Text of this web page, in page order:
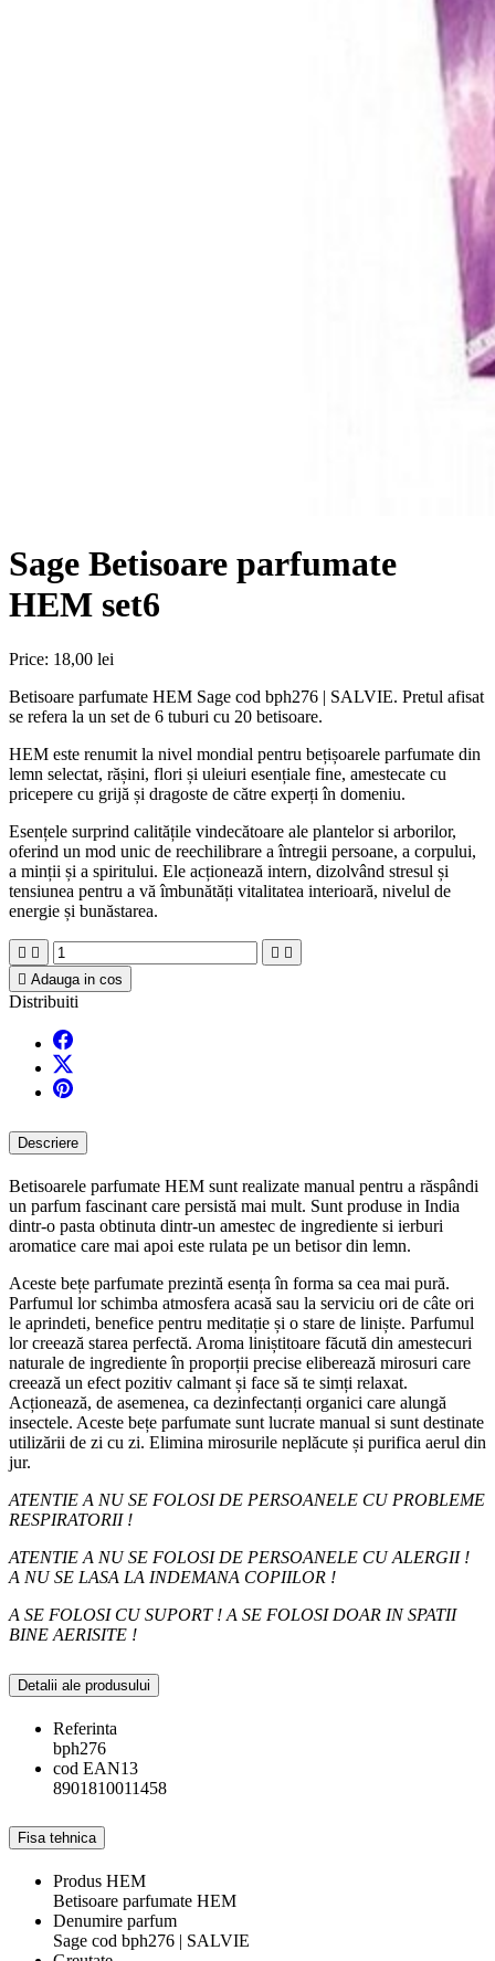
Sage Betisoare parfumate
HEM set6
Price: 18,00 lei
Betisoare parfumate HEM Sage cod bph276 | SALVIE. Pretul afisat
se refera la un set de 6 tuburi cu 20 betisoare.
HEM este renumit la nivel mondial pentru bețișoarele parfumate din
lemn selectat, rășini, flori și uleiuri esențiale fine, amestecate cu
pricepere cu grijă și dragoste de către experți în domeniu.
Esențele surprind calitățile vindecătoare ale plantelor si arborilor,
oferind un mod unic de reechilibrare a întregii persoane, a corpului,
a minții și a spiritului. Ele acționează intern, dizolvând stresul și
tensiunea pentru a vă îmbunătăți vitalitatea interioară, nivelul de
energie și bunăstarea.
   
 Adauga in cos
Distribuiti
Descriere
Betisoarele parfumate HEM sunt realizate manual pentru a răspândi
un parfum fascinant care persistă mai mult. Sunt produse in India
dintr-o pasta obtinuta dintr-un amestec de ingrediente si ierburi
aromatice care mai apoi este rulata pe un betisor din lemn.
Aceste bețe parfumate prezintă esența în forma sa cea mai pură.
Parfumul lor schimba atmosfera acasă sau la serviciu ori de câte ori
le aprindeti, benefice pentru meditație și o stare de liniște. Parfumul
lor creează starea perfectă. Aroma liniștitoare făcută din amestecuri
naturale de ingrediente în proporții precise eliberează mirosuri care
creează un efect pozitiv calmant și face să te simți relaxat.
Acționează, de asemenea, ca dezinfectanți organici care alungă
insectele. Aceste bețe parfumate sunt lucrate manual si sunt destinate
utilizării de zi cu zi. Elimina mirosurile neplăcute și purifica aerul din
jur.
ATENTIE A NU SE FOLOSI DE PERSOANELE CU PROBLEME
RESPIRATORII !
ATENTIE A NU SE FOLOSI DE PERSOANELE CU ALERGII !
A NU SE LASA LA INDEMANA COPIILOR !
A SE FOLOSI CU SUPORT ! A SE FOLOSI DOAR IN SPATII
BINE AERISITE !
Detalii ale produsului
Referinta
bph276
cod EAN13
8901810011458
Fisa tehnica
Produs HEM
Betisoare parfumate HEM
Denumire parfum
Sage cod bph276 | SALVIE